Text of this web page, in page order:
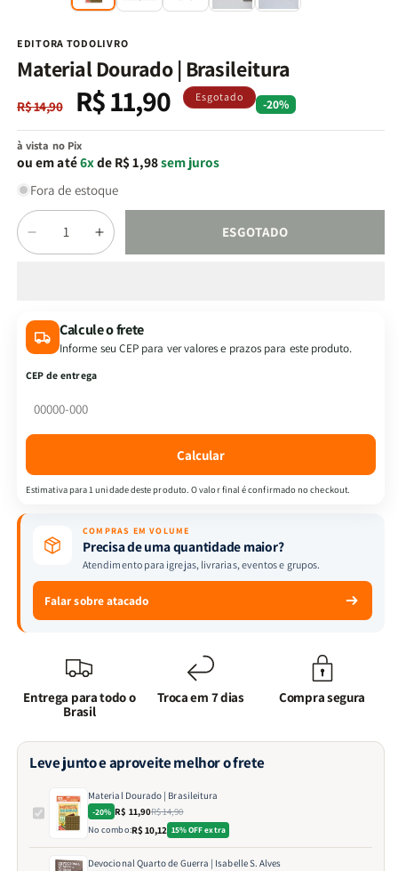
EDITORA TODOLIVRO
Material Dourado | Brasileitura
Preço
normal
R$ 14,90
Preço
promocional
R$ 11,90 Esgotado -20%
à vista no Pix
ou em até6xde R$ 1,98sem juros
Fora de estoque
Quantidade
Diminuir
a
Dourado
|
Brasileitura
Aumentar
a
Dourado
|
ESGOTADO
Calcule o frete
Informe seu CEP para ver valores e prazos para este produto.
CEP de entrega
Calcular
Estimativa para 1 unidade deste produto. O valor final é confirmado no checkout.
COMPRAS EM VOLUME
Precisa de uma quantidade maior?
Atendimento para igrejas, livrarias, eventos e grupos.
Falar sobre atacado
Entrega para todo o
Brasil
Troca em 7 dias Compra segura
Leve junto e aproveite melhor o frete
Material Dourado | Brasileitura
-20% R$ 11,90R$ 14,90
No combo:R$ 10,12 15% OFF extra
Devocional Quarto de Guerra | Isabelle S. Alves